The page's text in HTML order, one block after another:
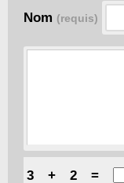
Nom (requis)
3 + 2 =